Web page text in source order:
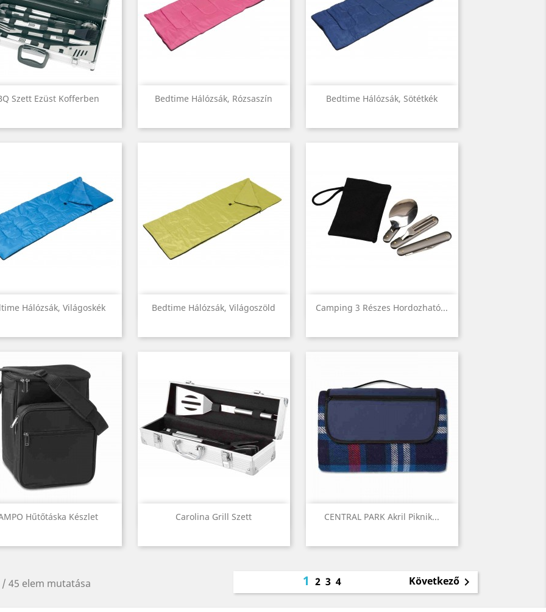
Szett Ezüst Kofferben
 Előnézet Bedtime Hálózsák, Rózsaszín
Előnézet Bedtime Hálózsák, Sötétkék
Előnézet
Hálózsák, Világoskék
Előnézet Bedtime Hálózsák, Világoszöld
Előnézet Camping 3 Részes Hordozható...
Előnézet
Hűtőtáska Készlet
Előnézet Carolina Grill Szett
Előnézet CENTRAL PARK Akril Piknik...
Előnézet
/ 45 elem mutatása 1234 Következő